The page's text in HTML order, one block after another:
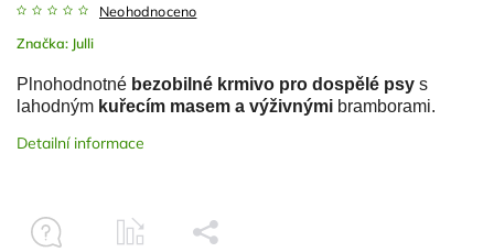
Neohodnoceno
Značka: Julli
Plnohodnotné bezobilné krmivo pro dospělé psy s
lahodným kuřecím masem a výživnými bramborami.
Detailní informace